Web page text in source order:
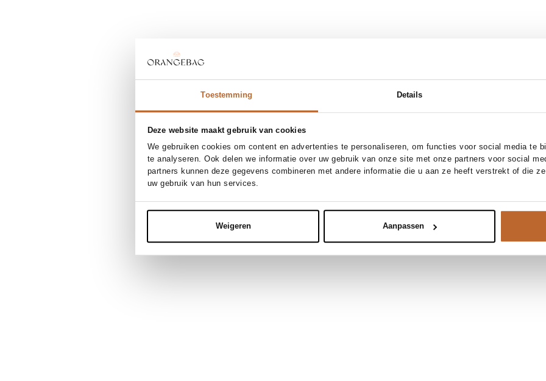
Toestemming Details
Deze website maakt gebruik van cookies
We gebruiken cookies om content en advertenties te personaliseren, om functies voor social media te
te analyseren. Ook delen we informatie over uw gebruik van onze site met onze partners voor social
partners kunnen deze gegevens combineren met andere informatie die u aan ze heeft verstrekt of die
uw gebruik van hun services.
Weigeren Aanpassen